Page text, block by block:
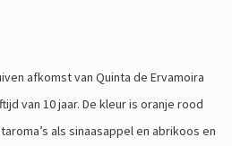
afkomst van Quinta de Ervamoira
van 10 jaar. De kleur is oranje rood
als sinaasappel en abrikoos en